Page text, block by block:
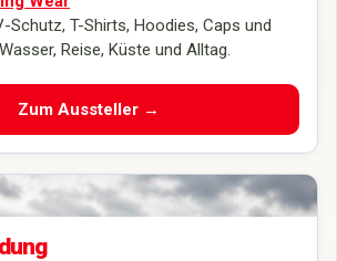
Schutz, T-Shirts, Hoodies, Caps und
Reise, Küste und Alltag.
Zum Aussteller →
moderne Angelbekleidung live auf der Carp
Austria entdecken.